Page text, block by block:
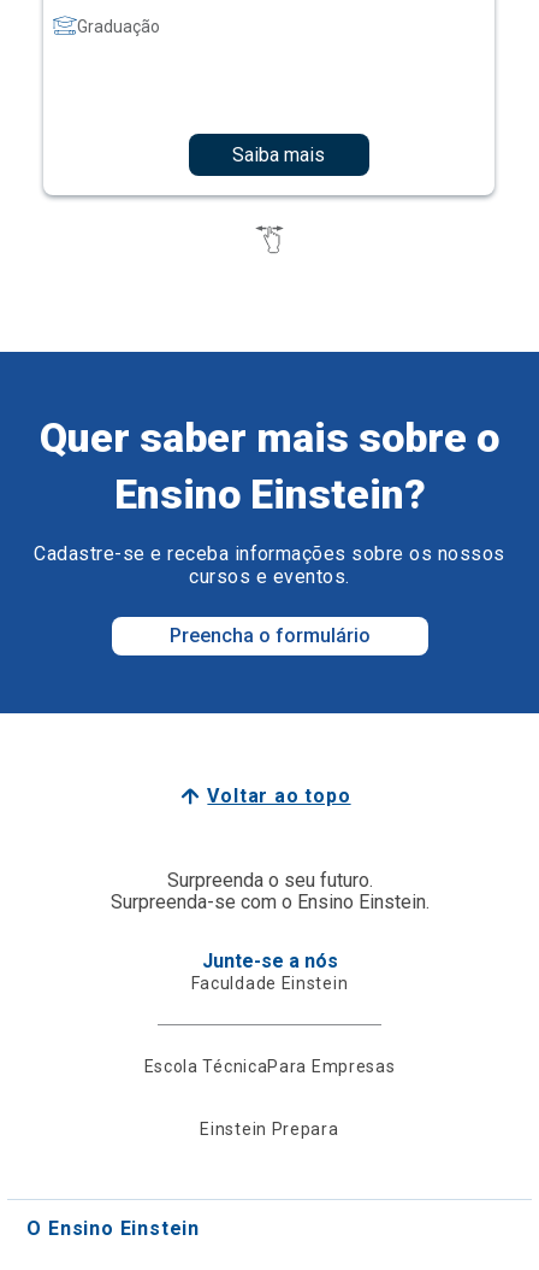
Graduação
Saiba mais
Quer saber mais sobre o
Ensino Einstein?
Cadastre-se e receba informações sobre os nossos
cursos e eventos.
Preencha o formulário
Voltar ao topo
Surpreenda o seu futuro.
Surpreenda-se com o Ensino Einstein.
Junte-se a nós
Faculdade Einstein
Escola TécnicaPara Empresas
Einstein Prepara
O Ensino Einstein